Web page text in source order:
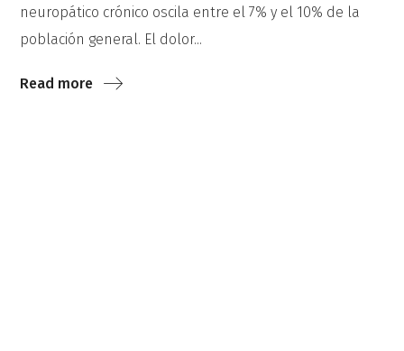
neuropático crónico oscila entre el 7% y el 10% de la
población general. El dolor...
Read more